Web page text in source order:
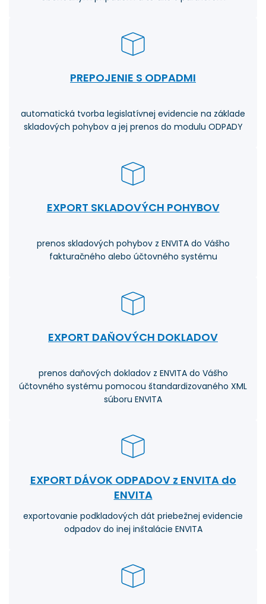
PREPOJENIE S ODPADMI
automatická tvorba legislatívnej evidencie na základe
skladových pohybov a jej prenos do modulu ODPADY
EXPORT SKLADOVÝCH POHYBOV
prenos skladových pohybov z ENVITA do Vášho
fakturačného alebo účtovného systému
EXPORT DAŇOVÝCH DOKLADOV
prenos daňových dokladov z ENVITA do Vášho
účtovného systému pomocou štandardizovaného XML
súboru ENVITA
EXPORT DÁVOK ODPADOV z ENVITA do
ENVITA
exportovanie podkladových dát priebežnej evidencie
odpadov do inej inštalácie ENVITA